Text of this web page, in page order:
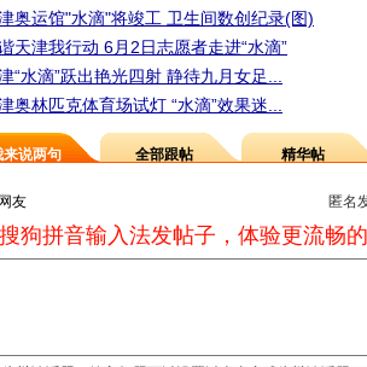
奥运馆"水滴"将竣工 卫生间数创纪录(图)
天津我行动 6月2日志愿者走进“水滴”
“水滴”跃出艳光四射 静待九月女足...
奥林匹克体育场试灯 “水滴”效果迷...
来说两句 全部跟帖 精华帖
匿名
狗拼音输入法发帖子，体验更流畅